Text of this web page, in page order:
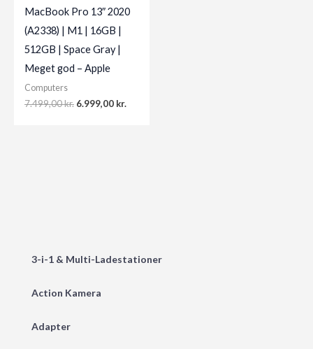
3-i-1 & Multi-Ladestationer
Action Kamera
Adapter
MacBook Pro 13″ 2020
(A2338) | M1 | 16GB |
512GB | Space Gray |
Meget god – Apple
Computers
7.499,00kr. Original
6.999,00 kr.